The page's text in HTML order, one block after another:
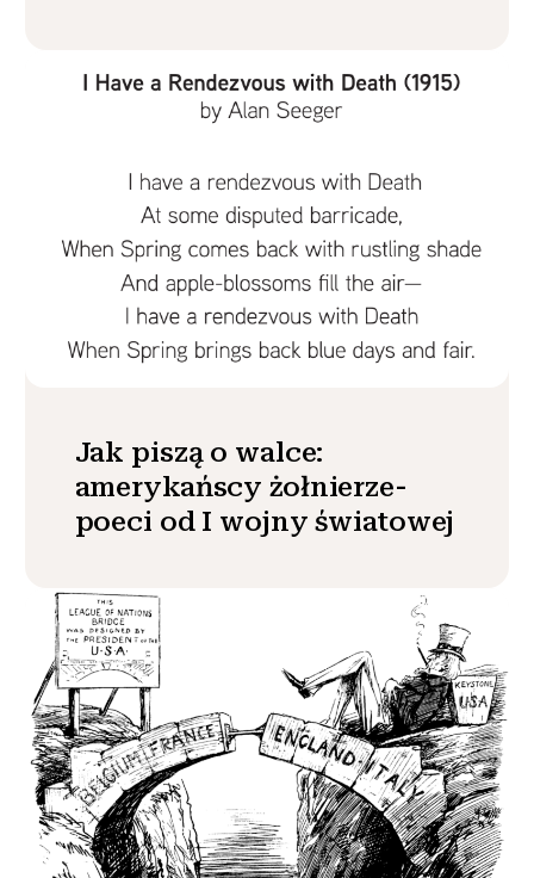
Jak piszą o walce:
amerykańscy żołnierze-
poeci od I wojny światowej